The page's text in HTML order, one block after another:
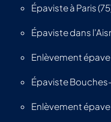
Épaviste à Paris
Épaviste dans
Enlèvement épave
Épaviste
Enlèvement